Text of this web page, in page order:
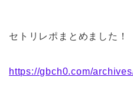
セトリレポまとめました！
https://gbch0.com/